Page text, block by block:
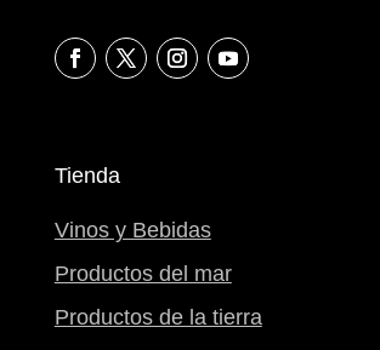
Tienda
Vinos y Bebidas
Productos del mar
Productos de la tierra